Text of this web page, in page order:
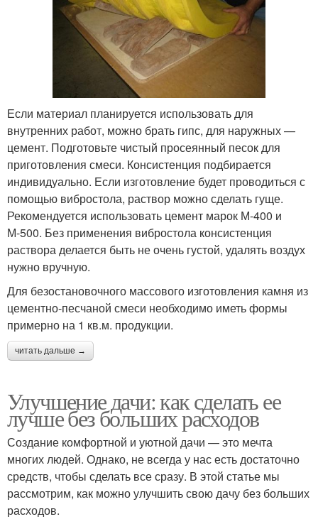
Если материал планируется использовать для
внутренних работ, можно брать гипс, для наружных —
цемент. Подготовьте чистый просеянный песок для
приготовления смеси. Консистенция подбирается
индивидуально. Если изготовление будет проводиться с
помощью вибростола, раствор можно сделать гуще.
Рекомендуется использовать цемент марок М-400 и
М-500. Без применения вибростола консистенция
раствора делается быть не очень густой, удалять воздух
нужно вручную.
Для безостановочного массового изготовления камня из
цементно-песчаной смеси необходимо иметь формы
примерно на 1 кв.м. продукции.
читать дальше →
Улучшение дачи: как сделать ее
лучше без больших расходов
Создание комфортной и уютной дачи — это мечта
многих людей. Однако, не всегда у нас есть достаточно
средств, чтобы сделать все сразу. В этой статье мы
рассмотрим, как можно улучшить свою дачу без больших
расходов.